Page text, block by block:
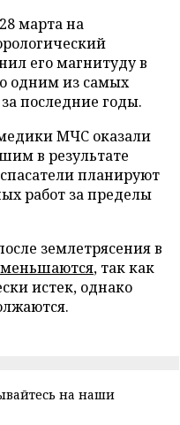
марта на
его магнитуду в
одним из самых
последние годы.
МЧС оказали
в результате
планируют
работ за пределы
землетрясения в
, так как
истек, однако
на наши